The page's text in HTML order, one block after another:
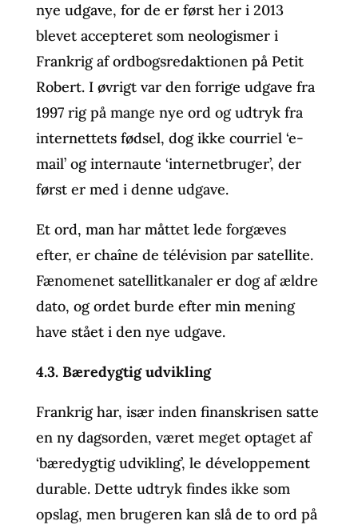
nye udgave, for de er først her i 2013
blevet accepteret som neologismer i
Frankrig af ordbogsredaktionen på Petit
Robert. I øvrigt var den forrige udgave fra
1997 rig på mange nye ord og udtryk fra
internettets fødsel, dog ikke courriel ‘e-
mail’ og internaute ‘internetbruger’, der
først er med i denne udgave.
Et ord, man har måttet lede forgæves
efter, er chaîne de télévision par satellite.
Fænomenet satellitkanaler er dog af ældre
dato, og ordet burde efter min mening
have stået i den nye udgave.
4.3. Bæredygtig udvikling
Frankrig har, især inden finanskrisen satte
en ny dagsorden, været meget optaget af
‘bæredygtig udvikling’, le développement
durable. Dette udtryk findes ikke som
opslag, men brugeren kan slå de to ord på